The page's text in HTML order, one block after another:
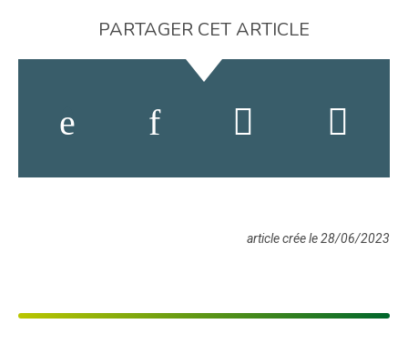
PARTAGER CET ARTICLE
article crée le 28/06/2023